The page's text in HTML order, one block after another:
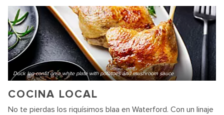
Duck leg confit on a white plate with potatoes and mushroom sauce
COCINA LOCAL
No te pierdas los riquísimos blaa en Waterford. Con un linaje